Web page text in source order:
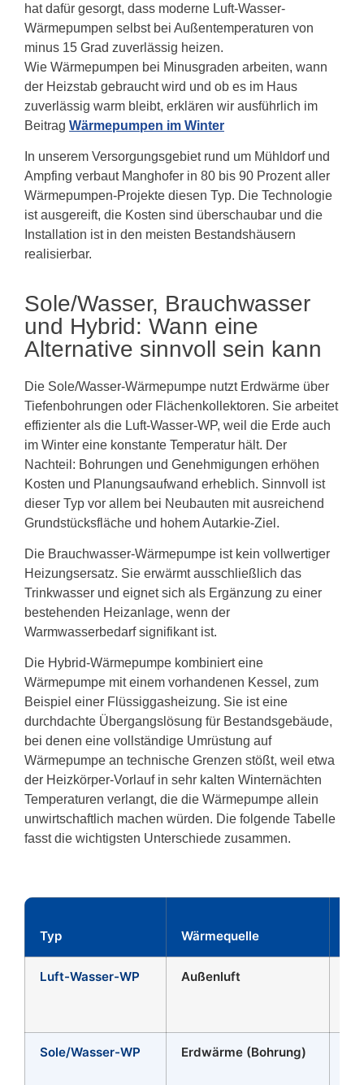
hat dafür gesorgt, dass moderne Luft-Wasser-
Wärmepumpen selbst bei Außentemperaturen von
minus 15 Grad zuverlässig heizen.
Wie Wärmepumpen bei Minusgraden arbeiten, wann
der Heizstab gebraucht wird und ob es im Haus
zuverlässig warm bleibt, erklären wir ausführlich im
Beitrag Wärmepumpen im Winter
In unserem Versorgungsgebiet rund um Mühldorf und
Ampfing verbaut Manghofer in 80 bis 90 Prozent aller
Wärmepumpen-Projekte diesen Typ. Die Technologie
ist ausgereift, die Kosten sind überschaubar und die
Installation ist in den meisten Bestandshäusern
realisierbar.
Sole/Wasser, Brauchwasser
und Hybrid: Wann eine
Alternative sinnvoll sein kann
Die Sole/Wasser-Wärmepumpe nutzt Erdwärme über
Tiefenbohrungen oder Flächenkollektoren. Sie arbeitet
effizienter als die Luft-Wasser-WP, weil die Erde auch
im Winter eine konstante Temperatur hält. Der
Nachteil: Bohrungen und Genehmigungen erhöhen
Kosten und Planungsaufwand erheblich. Sinnvoll ist
dieser Typ vor allem bei Neubauten mit ausreichend
Grundstücksfläche und hohem Autarkie-Ziel.
Die Brauchwasser-Wärmepumpe ist kein vollwertiger
Heizungsersatz. Sie erwärmt ausschließlich das
Trinkwasser und eignet sich als Ergänzung zu einer
bestehenden Heizanlage, wenn der
Warmwasserbedarf signifikant ist.
Die Hybrid-Wärmepumpe kombiniert eine
Wärmepumpe mit einem vorhandenen Kessel, zum
Beispiel einer Flüssiggasheizung. Sie ist eine
durchdachte Übergangslösung für Bestandsgebäude,
bei denen eine vollständige Umrüstung auf
Wärmepumpe an technische Grenzen stößt, weil etwa
der Heizkörper-Vorlauf in sehr kalten Winternächten
Temperaturen verlangt, die die Wärmepumpe allein
unwirtschaftlich machen würden. Die folgende Tabelle
fasst die wichtigsten Unterschiede zusammen.
Typ Wärmequelle
Luft-Wasser-WP Außenluft
Sole/Wasser-WP Erdwärme (Bohrung)